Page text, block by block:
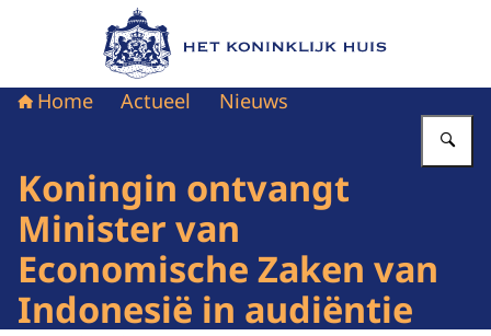
Naar de homepage van Het Koninklijk Huis
Home Actueel Nieuws
Koningin ontvangt
Minister van
Economische Zaken van
Indonesië in audiëntie